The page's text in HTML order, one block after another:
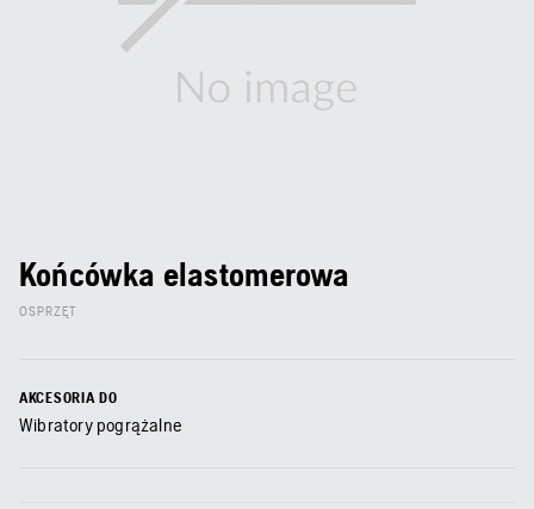
Końcówka elastomerowa
OSPRZĘT
AKCESORIA DO
Wibratory pogrążalne